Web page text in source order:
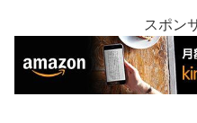
スポン